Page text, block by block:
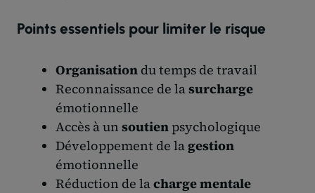
Points essentiels pour limiter le risque
Organisationdu temps de travail
Reconnaissance de lasurcharge
émotionnelle
Accès à un soutienpsychologique
Développement de lagestion
émotionnelle
Réduction de lacharge mentale